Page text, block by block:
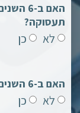
האם
תעסוקה?
לא כן
האם ב-6 השנים האחרונות החלפת עבודות?
לא כן